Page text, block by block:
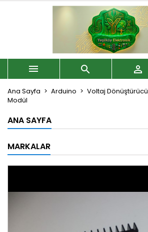
  
Ana Sayfa Arduino Voltaj Dönüştürücü
Modül
ANA SAYFA
MARKALAR